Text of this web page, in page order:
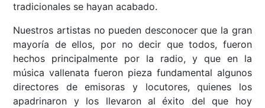
tradicionales se hayan acabado.
Nuestros artistas no pueden desconocer que la gran
mayoría de ellos, por no decir que todos, fueron
hechos principalmente por la radio, y que en la
música vallenata fueron pieza fundamental algunos
directores de emisoras y locutores, quienes los
apadrinaron y los llevaron al éxito del que hoy